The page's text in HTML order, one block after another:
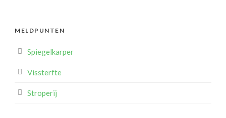
MELDPUNTEN
Spiegelkarper
Vissterfte
Stroperij